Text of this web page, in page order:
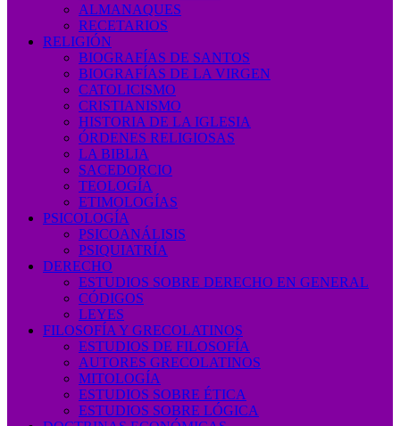
ALMANAQUES
RECETARIOS
RELIGIÓN
BIOGRAFÍAS DE SANTOS
BIOGRAFÍAS DE LA VIRGEN
CATOLICISMO
CRISTIANISMO
HISTORIA DE LA IGLESIA
ÓRDENES RELIGIOSAS
LA BIBLIA
SACEDORCIO
TEOLOGÍA
ETIMOLOGÍAS
PSICOLOGÍA
PSICOANÁLISIS
PSIQUIATRÍA
DERECHO
ESTUDIOS SOBRE DERECHO EN GENERAL
CÓDIGOS
LEYES
FILOSOFÍA Y GRECOLATINOS
ESTUDIOS DE FILOSOFÍA
AUTORES GRECOLATINOS
MITOLOGÍA
ESTUDIOS SOBRE ÉTICA
ESTUDIOS SOBRE LÓGICA